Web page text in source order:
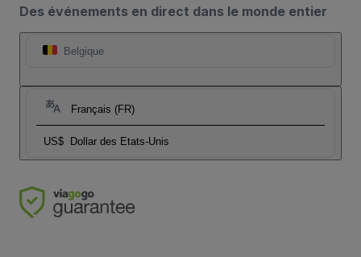
Des événements en direct dans le monde entier
Belgique
Français (FR)
US$ Dollar des Etats-Unis